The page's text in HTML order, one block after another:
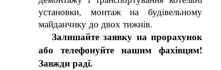
установки, монтаж на будівельному
майданчику до двох тижнів.
Залишайте заявку на прорахунок
або телефонуйте нашим фахівцям!
Завжди раді.